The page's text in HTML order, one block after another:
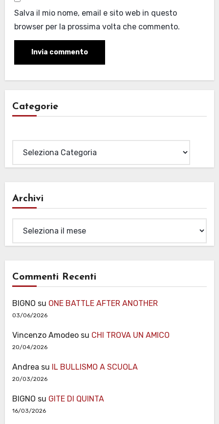
Salva il mio nome, email e sito web in questo
browser per la prossima volta che commento.
Categorie
Archivi
Commenti Recenti
BIGNO su ONE BATTLE AFTER ANOTHER
03/06/2026
Vincenzo Amodeosu CHI TROVA UN AMICO
20/04/2026
Andrea su IL BULLISMO A SCUOLA
20/03/2026
BIGNO su GITE DI QUINTA
16/03/2026